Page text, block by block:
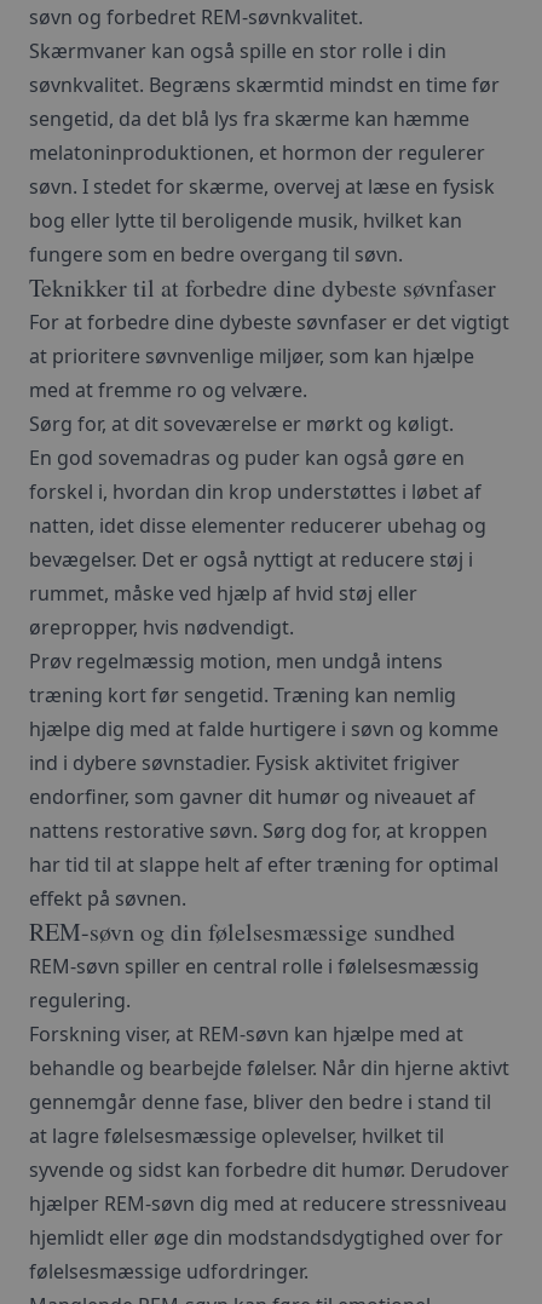
søvn og forbedret REM-søvnkvalitet.
Skærmvaner kan også spille en stor rolle i din
søvnkvalitet. Begræns skærmtid mindst en time før
sengetid, da det blå lys fra skærme kan hæmme
melatoninproduktionen, et hormon der regulerer
søvn. I stedet for skærme, overvej at læse en fysisk
bog eller lytte til beroligende musik, hvilket kan
fungere som en bedre overgang til søvn.
Teknikker til at forbedre dine dybeste søvnfaser
For at forbedre dine dybeste søvnfaser er det vigtigt
at prioritere søvnvenlige miljøer, som kan hjælpe
med at fremme ro og velvære.
Sørg for, at dit soveværelse er mørkt og køligt.
En god sovemadras og puder kan også gøre en
forskel i, hvordan din krop understøttes i løbet af
natten, idet disse elementer reducerer ubehag og
bevægelser. Det er også nyttigt at reducere støj i
rummet, måske ved hjælp af hvid støj eller
ørepropper, hvis nødvendigt.
Prøv regelmæssig motion, men undgå intens
træning kort før sengetid. Træning kan nemlig
hjælpe dig med at falde hurtigere i søvn og komme
ind i dybere søvnstadier. Fysisk aktivitet frigiver
endorfiner, som gavner dit humør og niveauet af
nattens restorative søvn. Sørg dog for, at kroppen
har tid til at slappe helt af efter træning for optimal
effekt på søvnen.
REM-søvn og din følelsesmæssige sundhed
REM-søvn spiller en central rolle i følelsesmæssig
regulering.
Forskning viser, at REM-søvn kan hjælpe med at
behandle og bearbejde følelser. Når din hjerne aktivt
gennemgår denne fase, bliver den bedre i stand til
at lagre følelsesmæssige oplevelser, hvilket til
syvende og sidst kan forbedre dit humør. Derudover
hjælper REM-søvn dig med at reducere stressniveau
hjemlidt eller øge din modstandsdygtighed over for
følelsesmæssige udfordringer.